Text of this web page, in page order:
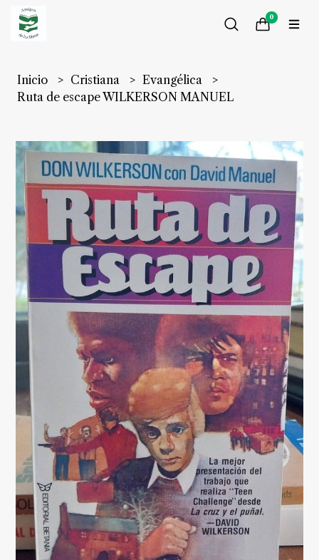
0
Inicio Cristiana
Evangélica
Ruta de escape WILKERSON MANUEL